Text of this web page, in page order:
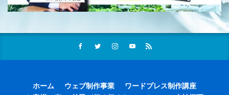
ホーム ウェブ制作事業
ワードプレス制作講座